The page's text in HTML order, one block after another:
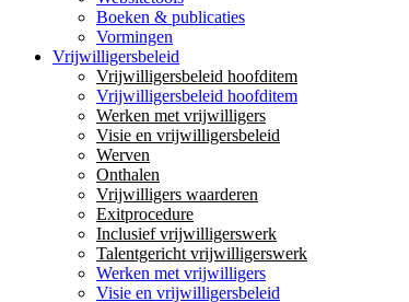
Boeken & publicaties
Vormingen
Vrijwilligersbeleid
Vrijwilligersbeleid hoofditem
Vrijwilligersbeleid hoofditem
Werken met vrijwilligers
Visie en vrijwilligersbeleid
Werven
Onthalen
Vrijwilligers waarderen
Exitprocedure
Inclusief vrijwilligerswerk
Talentgericht vrijwilligerswerk
Werken met vrijwilligers
Visie en vrijwilligersbeleid